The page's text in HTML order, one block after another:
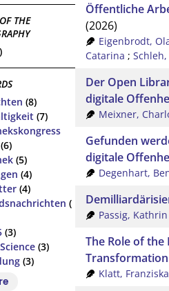
THE
(8)
(7)
(6)
(5)
(4)
(4)
(
(3)
(3)
(3)
Öffentliche
(2026)
Eigenbrodt,
Catarina ;
Der Open
digitale
Meixner,
Gefunden
digitale
Degenhart,
Passig, Kathrin
The Role of
Transformation
Klatt, Franziska